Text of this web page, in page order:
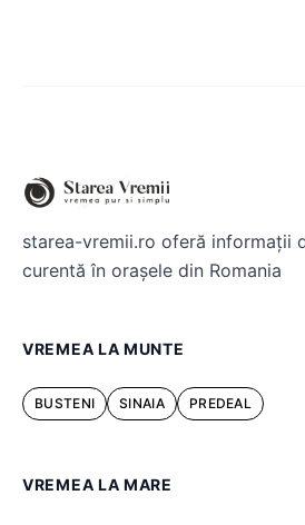
starea-vremii.ro oferă informații
curentă în orașele din Romania
VREMEA LA MUNTE
BUSTENI SINAIA PREDEAL
VREMEA LA MARE